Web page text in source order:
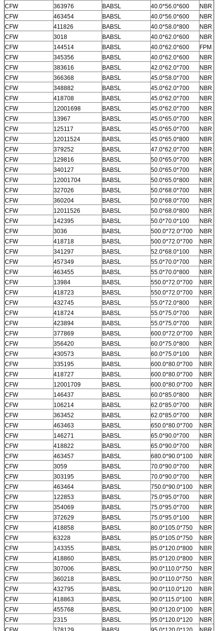
CFW
363976 BABSL 40.0*56.0*600
NBR
CFW
463454 BABSL 40.0*56.0*600
NBR
CFW
411826 BABSL 40.0*58.0*800
NBR
CFW
3018 BABSL 40.0*62.0*600
NBR
CFW
144514 BABSL 40.0*62.0*600
FPM
CFW
345356 BABSL 40.0*62.0*600
NBR
CFW
383616 BABSL 42.0*62.0*700
NBR
CFW
366368 BABSL 45.0*58.0*700
NBR
CFW
348882 BABSL 45.0*62.0*700
NBR
CFW
418708 BABSL 45.0*62.0*700
NBR
CFW
12001698 BABSL 45.0*62.0*700
NBR
CFW
13967 BABSL 45.0*65.0*700
NBR
CFW
125117 BABSL 45.0*65.0*700
NBR
CFW
12011524 BABSL 45.0*65.0*800
NBR
CFW
379252 BABSL 47.0*62.0*700
NBR
CFW
129816 BABSL 50.0*65.0*700
NBR
CFW
340127 BABSL 50.0*65.0*700
NBR
CFW
12001704 BABSL 50.0*65.0*800
NBR
CFW
327026 BABSL 50.0*68.0*700
NBR
CFW
360204 BABSL 50.0*68.0*700
NBR
CFW
12011526 BABSL 50.0*68.0*800
NBR
CFW
142395 BABSL 50.0*70.0*100
NBR
CFW
3036 BABSL 500.0*72.0*700
NBR
CFW
418718 BABSL 500.0*72.0*700
NBR
CFW
341297 BABSL 52.0*68.0*100
NBR
CFW
457349 BABSL 55.0*70.0*700
NBR
CFW
463455 BABSL 55.0*70.0*800
NBR
CFW
13984 BABSL 550.0*72.0*700
NBR
CFW
418723 BABSL 550.0*72.0*700
NBR
CFW
432745 BABSL 55.0*72.0*800
NBR
CFW
418724 BABSL 55.0*75.0*700
NBR
CFW
423894 BABSL 55.0*75.0*700
NBR
CFW
377869 BABSL 600.0*72.0*700
NBR
CFW
356420 BABSL 60.0*75.0*800
NBR
CFW
430573 BABSL 60.0*75.0*100
NBR
CFW
335195 BABSL 600.0*80.0*700
NBR
CFW
418727 BABSL 600.0*80.0*700
NBR
CFW
12001709 BABSL 600.0*80.0*700
NBR
CFW
146437 BABSL 60.0*85.0*800
NBR
CFW
106214 BABSL 62.0*85.0*700
NBR
CFW
363452 BABSL 62.0*85.0*700
NBR
CFW
463463 BABSL 650.0*80.0*700
NBR
CFW
146271 BABSL 65.0*90.0*700
NBR
CFW
418822 BABSL 65.0*90.0*700
NBR
CFW
463457 BABSL 680.0*90.0*100
NBR
CFW
3059 BABSL 70.0*90.0*700
NBR
CFW
303195 BABSL 70.0*90.0*700
NBR
CFW
463464 BABSL 750.0*90.0*100
NBR
CFW
122853 BABSL 75.0*95.0*700
NBR
CFW
354069 BABSL 75.0*95.0*700
NBR
CFW
372629 BABSL 75.0*95.0*100
NBR
CFW
418858 BABSL 80.0*105.0*750
NBR
CFW
63228 BABSL 85.0*105.0*750
NBR
CFW
143355 BABSL 85.0*120.0*800
NBR
CFW
418860 BABSL 85.0*120.0*800
NBR
CFW
307006 BABSL 90.0*110.0*750
NBR
CFW
360218 BABSL 90.0*110.0*750
NBR
CFW
432795 BABSL 90.0*110.0*120
NBR
CFW
418863 BABSL 90.0*115.0*100
NBR
CFW
455768 BABSL 90.0*120.0*100
NBR
CFW
2315 BABSL 95.0*120.0*120
NBR